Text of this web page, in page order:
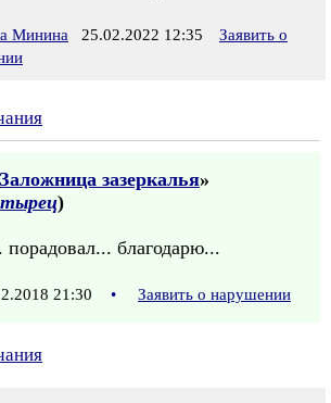
Минина 25.02.2022 12:35
Заявить о
Заложница зазеркалья»
)
благодарю...
21:30 • Заявить о нарушении